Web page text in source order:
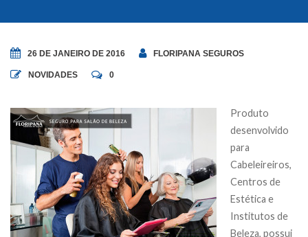
26 DE JANEIRO DE 2016 FLORIPANA SEGUROS
NOVIDADES 0
Produto
desenvolvido
para
Cabeleireiros,
Centros de
Estética e
Institutos de
Beleza, possui